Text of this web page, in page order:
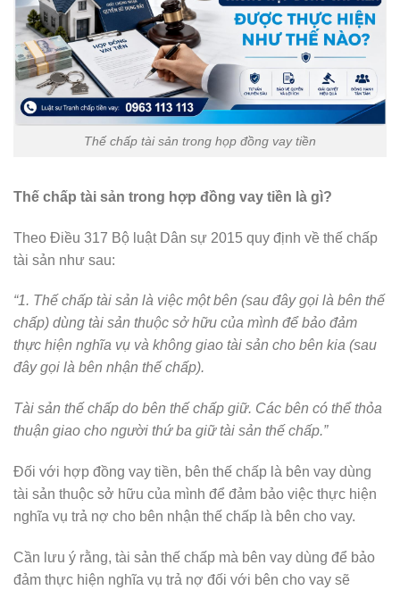
Thế chấp tài sản trong họp đồng vay tiền
Thế chấp tài sản trong hợp đồng vay tiền là gì?
Theo Điều 317 Bộ luật Dân sự 2015 quy định về thế chấp
tài sản như sau:
“1. Thế chấp tài sản là việc một bên (sau đây gọi là bên thế
chấp) dùng tài sản thuộc sở hữu của mình để bảo đảm
thực hiện nghĩa vụ và không giao tài sản cho bên kia (sau
đây gọi là bên nhận thế chấp).
Tài sản thế chấp do bên thế chấp giữ. Các bên có thể thỏa
thuận giao cho người thứ ba giữ tài sản thế chấp.”
Đối với hợp đồng vay tiền, bên thế chấp là bên vay dùng
tài sản thuộc sở hữu của mình để đảm bảo việc thực hiện
nghĩa vụ trả nợ cho bên nhận thế chấp là bên cho vay.
Cần lưu ý rằng, tài sản thế chấp mà bên vay dùng để bảo
đảm thực hiện nghĩa vụ trả nợ đối với bên cho vay sẽ